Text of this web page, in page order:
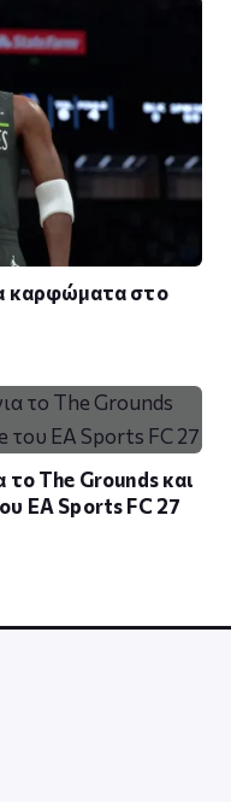
καρφώματα στο
The Grounds και
EA Sports FC 27